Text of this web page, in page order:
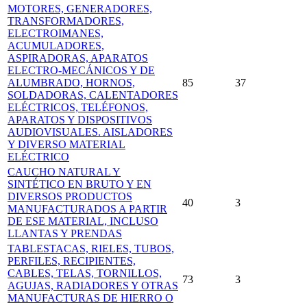
MOTORES, GENERADORES,
TRANSFORMADORES,
ELECTROIMANES,
ACUMULADORES,
ASPIRADORAS, APARATOS
ELECTRO-MECÁNICOS Y DE
ALUMBRADO, HORNOS,
SOLDADORAS, CALENTADORES
ELÉCTRICOS, TELÉFONOS,
APARATOS Y DISPOSITIVOS
AUDIOVISUALES. AISLADORES
Y DIVERSO MATERIAL
ELÉCTRICO
85 37
CAUCHO NATURAL Y
SINTÉTICO EN BRUTO Y EN
DIVERSOS PRODUCTOS
MANUFACTURADOS A PARTIR
DE ESE MATERIAL, INCLUSO
LLANTAS Y PRENDAS
40 3
TABLESTACAS, RIELES, TUBOS,
PERFILES, RECIPIENTES,
CABLES, TELAS, TORNILLOS,
AGUJAS, RADIADORES Y OTRAS
MANUFACTURAS DE HIERRO O
73 3